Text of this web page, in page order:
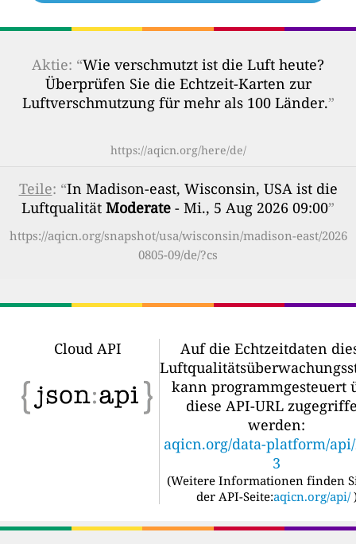
Aktie: “Wie verschmutzt ist die Luft heute?
Überprüfen Sie die Echtzeit-Karten zur
Luftverschmutzung für mehr als 100 Länder.”
https://aqicn.org/here/de/
Teile: “In Madison-east, Wisconsin, USA ist die
Luftqualität Moderate - Mi., 5 Aug 2026 09:00”
https://aqicn.org/snapshot/usa/wisconsin/madison-east/2026
0805-09/de/?cs
Cloud API
Auf die Echtzeitdaten
kann programmgesteuert
diese API-URL
werden:
aqicn.org/data-platform/
3
(Weitere Informationen finden
der API-Seite:aqicn.org/api/